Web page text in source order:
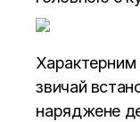
Характерним
звичай
наряджене